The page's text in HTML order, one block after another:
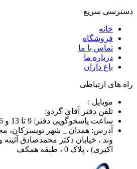
دسترسی سریع
خانه
فروشگاه
تماس با ما
درباره ما
باغ داران
راه های ارتباطی
موبایل :
تلفن دفتر آقای گردو:
ساعت پاسخوگویی دفتر: 9 تا 13 و 16 تا 18
آدرس: همدان _ شهر تویسرکان،
وند ، خیابان دکتر محمدصادق
اکبری) ، پلاک 0 ، طبقه همکف